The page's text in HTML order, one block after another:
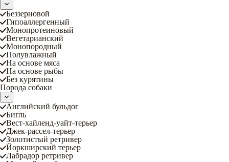
Беззерновой
Гипоаллергенный
Монопротеиновый
Вегетарианский
Монопородный
Полувлажный
На основе мяса
На основе рыбы
Без курятины
Порода собаки
Английский бульдог
Бигль
Вест-хайленд-уайт-терьер
Джек-рассел-терьер
Золотистый ретривер
Йоркширский терьер
Лабрадор ретривер